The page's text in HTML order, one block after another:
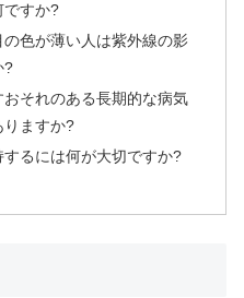
ですか?
色が薄い人は紫外線の影
?
それのある長期的な病気
りますか?
るには何が大切ですか?